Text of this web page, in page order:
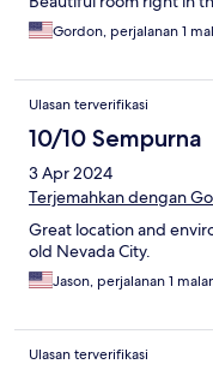
Gordon, perjalanan 1
Ulasan terverifikasi
10/10 Sempurna
3 Apr 2024
Terjemahkan dengan
Great location and
old Nevada City.
Jason, perjalanan 1
Ulasan terverifikasi